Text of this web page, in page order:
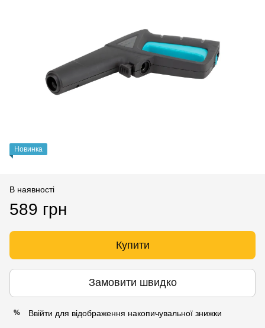
Новинка
В наявності
589 грн
Купити
Замовити швидко
% Ввійти для відображення накопичувальної знижки